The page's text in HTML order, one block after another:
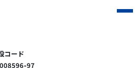
コード
97